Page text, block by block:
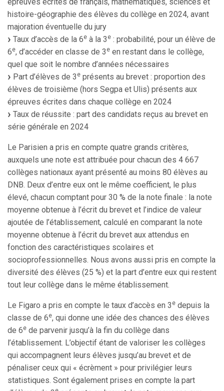
épreuves écrites de français, mathématiques, sciences et
histoire-géographie des élèves du collège en 2024, avant
majoration éventuelle du jury
Taux d’accès de la 6e à la 3 e : probabilité, pour un élève de
6e, d’accéder en classe de 3 e en restant dans le collège,
quel que soit le nombre d’années nécessaires
Part d’élèves de 3 e présents au brevet : proportion des
élèves de troisième (hors Segpa et Ulis) présents aux
épreuves écrites dans chaque collège en 2024
Taux de réussite : part des candidats reçus au brevet en
série générale en 2024
Le Parisien a pris en compte quatre grands critères,
auxquels une note est attribuée pour chacun des 4 667
collèges nationaux ayant présenté au moins 80 élèves au
DNB. Deux d’entre eux ont le même coefficient, le plus
élevé, chacun comptant pour 30 % de la note finale : la note
moyenne obtenue à l’écrit du brevet et l’indice de valeur
ajoutée de l’établissement, calculé en comparant la note
moyenne obtenue à l’écrit du brevet aux attendus en
fonction des caractéristiques scolaires et
socioprofessionnelles. Nous avons aussi pris en compte la
diversité des élèves (25 %) et la part d’entre eux qui restent
tout leur collège dans le même établissement.
Le Figaro a pris en compte le taux d’accès en 3 e depuis la
classe de 6e, qui donne une idée des chances des élèves
de 6e de parvenir jusqu’à la fin du collège dans
l’établissement. L’objectif étant de valoriser les collèges
qui accompagnent leurs élèves jusqu’au brevet et de
pénaliser ceux qui « écrèment » pour privilégier leurs
statistiques. Sont également prises en compte la part